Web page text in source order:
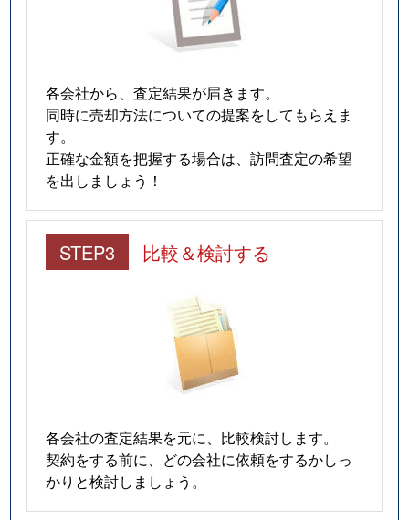
各会社から、査定結果が届きます。
同時に売却方法についての提案をしてもらえま
す。
正確な金額を把握する場合は、訪問査定の希望
を出しましょう！
STEP3 比較＆検討する
各会社の査定結果を元に、比較検討します。
契約をする前に、どの会社に依頼をするかしっ
かりと検討しましょう。